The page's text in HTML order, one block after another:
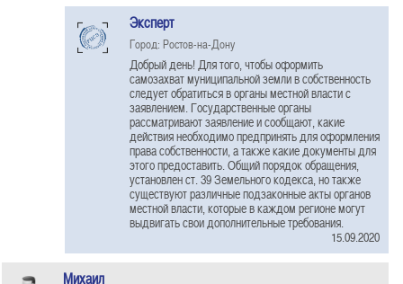
Эксперт
Город: Ростов-на-Дону
Добрый день! Для того, чтобы оформить
самозахват муниципальной земли в собственность
следует обратиться в органы местной власти с
заявлением. Государственные органы
рассматривают заявление и сообщают, какие
действия необходимо предпринять для оформления
права собственности, а также какие документы для
этого предоставить. Общий порядок обращения,
установлен ст. 39 Земельного кодекса, но также
существуют различные подзаконные акты органов
местной власти, которые в каждом регионе могут
выдвигать свои дополнительные требования.
15.09.2020
Михаил